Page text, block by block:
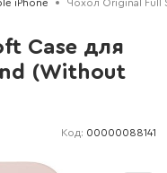
iPhone Чохол Original Full
Case для
(Without
Код: 00000088141